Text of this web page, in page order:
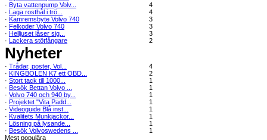
· Byta vattenpump Volv...
4
· Laga rosthål i trö...
4
· Kamremsbyte Volvo 740
3
· Felkoder Volvo 740
3
· Helljuset låser sig...
3
· Lackera stötfångare 2
Nyheter
· Trådar, poster, Vol...
4
· KINGBOLEN K7 ett OBD...
2
· Stort tack till 1000...
1
· Besök Bettan Volvo ...
1
· Volvo 740 och 940 by...
1
· Projektet "Vita Padd...
1
· Videoguide Blå inst...
1
· Kvalitets Munkjackor...
1
· Lösning på lysande...
1
· Besök Volvoswedens ...
1
Mest populära